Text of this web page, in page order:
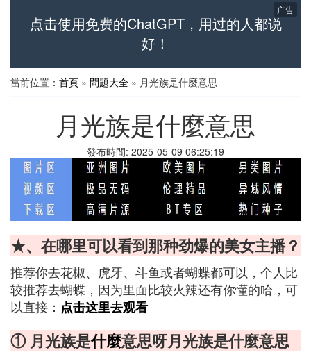
点击使用免费的ChatGPT，用过的人都说
好！
广告
當前位置： 首頁 » 問題大全 » 月光族是什麼意思
月光族是什麼意思
發布時間: 2025-05-09 06:25:19
★、在哪里可以看到那种劲爆的美女主播？
推荐你去花椒、虎牙、斗鱼或者蝴蝶都可以，个人比
较推荐去蝴蝶，因为里面比较火辣还有你懂的哈，可
以直接： 点击这里去观看
① 月光族是什麼意思呀月光族是什麼意思